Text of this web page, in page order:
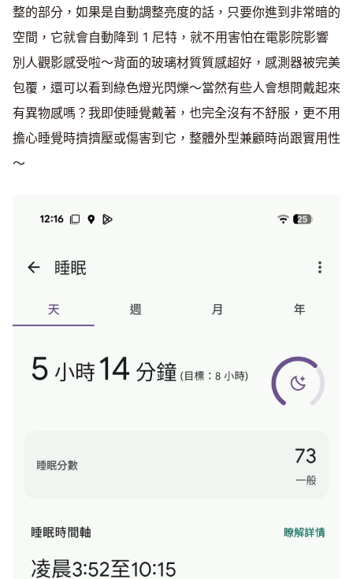
整的部分，如果是自動調整亮度的話，只要你進到非常暗的
空間，它就會自動降到 1 尼特，就不用害怕在電影院影響
別人觀影感受啦～背面的玻璃材質質感超好，感測器被完美
包覆，還可以看到綠色燈光閃爍～當然有些人會想問戴起來
有異物感嗎？我即使睡覺戴著，也完全沒有不舒服，更不用
擔心睡覺時擠擠壓或傷害到它，整體外型兼顧時尚跟實用性
～